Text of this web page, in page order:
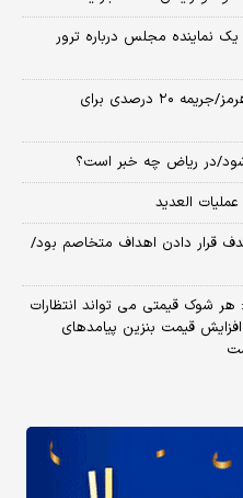
نماینده مجلس درباره ترور
جزئیاتی از طرح راهبردی امنیت تنگه هرمز/جریمه ۲۰ درصدی برای
در ریاض چه خبر است؟
قرار دادن اهداف متخاصم بود/
شوک قیمتی می تواند انتظارات
قیمت بنزین پیامدهای